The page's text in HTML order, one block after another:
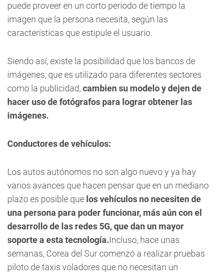
puede proveer en un corto periodo de tiempo la
imagen que la persona necesita, según las
características que estipule el usuario.
Siendo así, existe la posibilidad que los bancos de
imágenes, que es utilizado para diferentes sectores
como la publicidad,cambien su modelo y dejen de
hacer uso de fotógrafos para lograr obtener las
imágenes.
Conductores de vehículos:
Los autos autónomos no son algo nuevo y ya hay
varios avances que hacen pensar que en un mediano
plazo es posible que los vehículos no necesiten de
una persona para poder funcionar, más aún con el
desarrollo de las redes 5G, que dan un mayor
soporte a esta tecnología.Incluso, hace unas
semanas, Corea del Sur comenzó a realizar pruebas
piloto de taxis voladores que no necesitan un